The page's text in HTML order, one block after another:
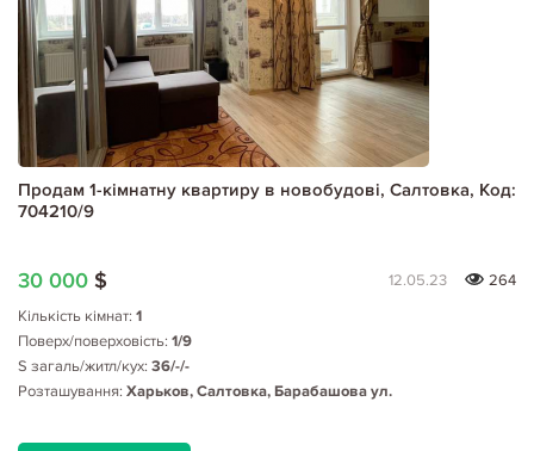
Продам 1-кімнатну квартиру в новобудові, Салтовка, Код:
704210/9
30 000 $ 12.05.23
264
Кількість кімнат: 1
Поверх/поверховість: 1/9
S загаль/житл/кух: 36/-/-
Розташування: Харьков, Салтовка, Барабашова ул.